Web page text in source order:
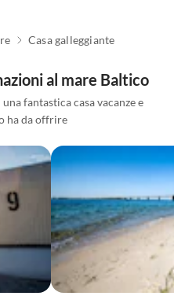
Casa galleggiante
al mare Baltico
fantastica casa vacanze e
ha da offrire